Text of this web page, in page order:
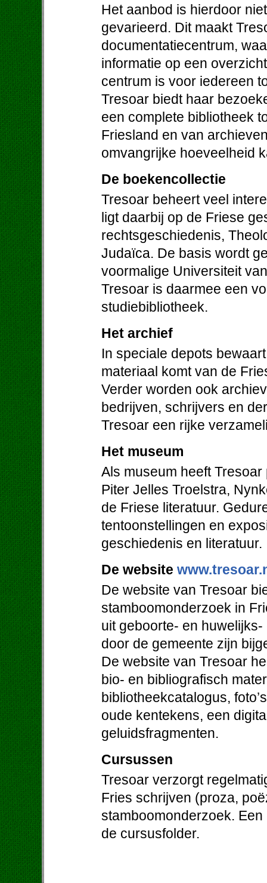
Het aanbod is hierdoor
gevarieerd. Dit maakt
documentatiecentrum,
informatie op een
centrum is voor iedereen
Tresoar biedt haar
een complete bibliotheek
Friesland en van
omvangrijke hoeveelheid
De boekencollectie
Tresoar beheert veel
ligt daarbij op de Friese
rechtsgeschiedenis,
Judaïca. De basis wordt
voormalige Universiteit
Tresoar is daarmee een
studiebibliotheek.
Het archief
In speciale depots
materiaal komt van de
Verder worden ook
bedrijven, schrijvers en
Tresoar een rijke
Het museum
Als museum heeft
Piter Jelles Troelstra,
de Friese literatuur.
tentoonstellingen en
geschiedenis en literatuur.
De website
De website van Tresoar
stamboomonderzoek in
uit geboorte- en
door de gemeente zijn
De website van Tresoar
bio- en bibliografisch
bibliotheekcatalogus,
oude kentekens, een
geluidsfragmenten.
Cursussen
Tresoar verzorgt
Fries schrijven (proza,
stamboomonderzoek.
de cursusfolder.